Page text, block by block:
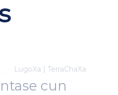
LugoXa | TerraChaXa
cun